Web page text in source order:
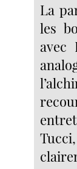
La
les
avec